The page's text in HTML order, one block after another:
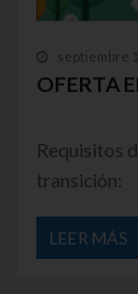
septiembre
OFERTA
Requisitos
transición:
LEER MÁS